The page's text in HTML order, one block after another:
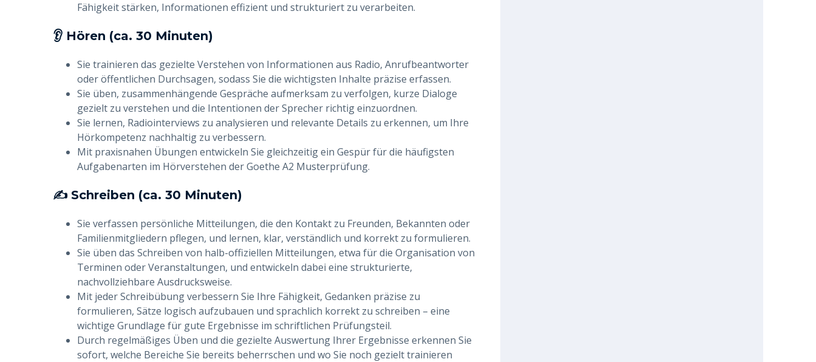
Fähigkeit stärken, Informationen effizient und strukturiert zu verarbeiten.
👂 Hören (ca. 30 Minuten)
Sie trainieren das gezielte Verstehen von Informationen aus Radio, Anrufbeantworter
oder öffentlichen Durchsagen, sodass Sie die wichtigsten Inhalte präzise erfassen.
Sie üben, zusammenhängende Gespräche aufmerksam zu verfolgen, kurze Dialoge
gezielt zu verstehen und die Intentionen der Sprecher richtig einzuordnen.
Sie lernen, Radiointerviews zu analysieren und relevante Details zu erkennen, um Ihre
Hörkompetenz nachhaltig zu verbessern.
Mit praxisnahen Übungen entwickeln Sie gleichzeitig ein Gespür für die häufigsten
Aufgabenarten im Hörverstehen der Goethe A2 Musterprüfung.
✍️ Schreiben (ca. 30 Minuten)
Sie verfassen persönliche Mitteilungen, die den Kontakt zu Freunden, Bekannten oder
Familienmitgliedern pflegen, und lernen, klar, verständlich und korrekt zu formulieren.
Sie üben das Schreiben von halb-offiziellen Mitteilungen, etwa für die Organisation von
Terminen oder Veranstaltungen, und entwickeln dabei eine strukturierte,
nachvollziehbare Ausdrucksweise.
Mit jeder Schreibübung verbessern Sie Ihre Fähigkeit, Gedanken präzise zu
formulieren, Sätze logisch aufzubauen und sprachlich korrekt zu schreiben – eine
wichtige Grundlage für gute Ergebnisse im schriftlichen Prüfungsteil.
Durch regelmäßiges Üben und die gezielte Auswertung Ihrer Ergebnisse erkennen Sie
sofort, welche Bereiche Sie bereits beherrschen und wo Sie noch gezielt trainieren